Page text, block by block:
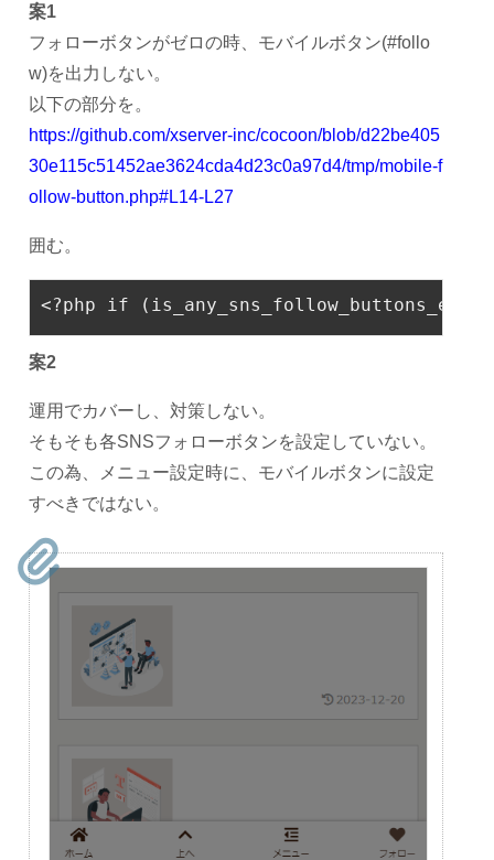
案1
フォローボタンがゼロの時、モバイルボタン(#follo
w)を出力しない。
以下の部分を。
https://github.com/xserver-inc/cocoon/blob/d22be405
30e115c51452ae3624cda4d23c0a97d4/tmp/mobile-f
ollow-button.php#L14-L27
囲む。
<?php if
案2
運用でカバーし、対策しない。
そもそも各SNSフォローボタンを設定していない。
この為、メニュー設定時に、モバイルボタンに設定
すべきではない。